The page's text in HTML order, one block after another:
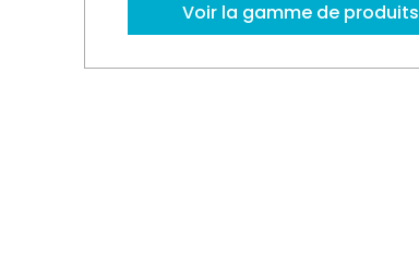
Voir la gamme de produits